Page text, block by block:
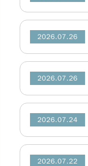
2026.07.26
2026.07.26
2026.07.24
2026.07.22